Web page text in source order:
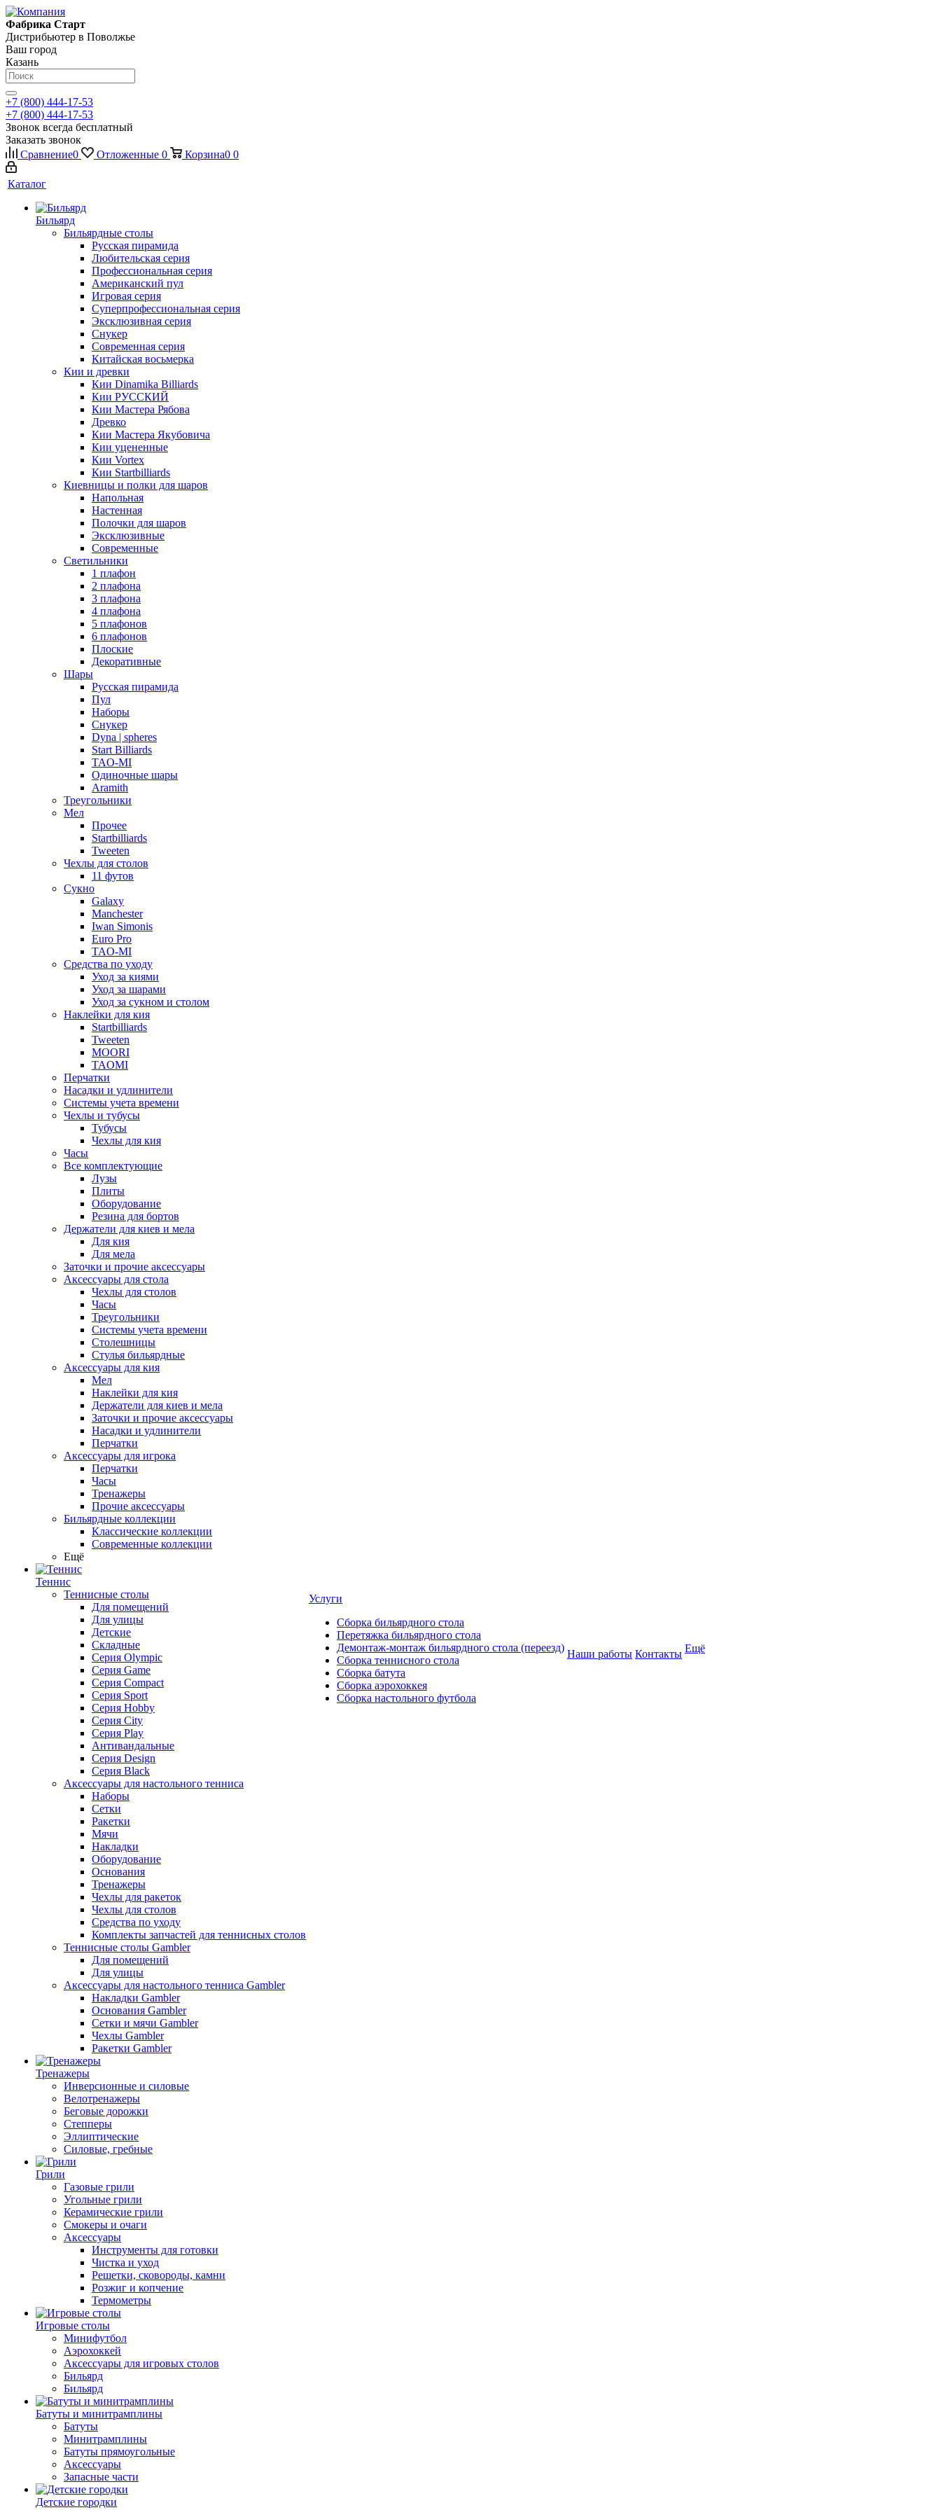
Фабрика Старт
Дистрибьютер в Поволжье
Ваш город
Казань
+7 (800) 444-17-53
+7 (800) 444-17-53
Звонок всегда бесплатный
Заказать звонок
Сравнение0 Отложенные 0 Корзина0 0
Каталог
Бильярд
Бильярдные столы
Русская пирамида
Любительская серия
Профессиональная серия
Американский пул
Игровая серия
Суперпрофессиональная серия
Эксклюзивная серия
Снукер
Современная серия
Китайская восьмерка
Кии и древки
Кии Dinamika Billiards
Кии РУССКИЙ
Кии Мастера Рябова
Древко
Кии Мастера Якубовича
Кии уцененные
Кии Vortex
Кии Startbilliards
Киевницы и полки для шаров
Напольная
Настенная
Полочки для шаров
Эксклюзивные
Современные
Светильники
1 плафон
2 плафона
3 плафона
4 плафона
5 плафонов
6 плафонов
Плоские
Декоративные
Шары
Русская пирамида
Пул
Наборы
Снукер
Dyna | spheres
Start Billiards
TAO-MI
Одиночные шары
Aramith
Треугольники
Мел
Прочее
Startbilliards
Tweeten
Чехлы для столов
11 футов
Сукно
Galaxy
Manchester
Iwan Simonis
Euro Pro
TAO-MI
Средства по уходу
Уход за киями
Уход за шарами
Уход за сукном и столом
Наклейки для кия
Startbilliards
Tweeten
MOORI
TAOMI
Перчатки
Насадки и удлинители
Системы учета времени
Чехлы и тубусы
Тубусы
Чехлы для кия
Часы
Все комплектующие
Лузы
Плиты
Оборудование
Резина для бортов
Держатели для киев и мела
Для кия
Для мела
Заточки и прочие аксессуары
Аксессуары для стола
Чехлы для столов
Часы
Треугольники
Системы учета времени
Столешницы
Стулья бильярдные
Аксессуары для кия
Мел
Наклейки для кия
Держатели для киев и мела
Заточки и прочие аксессуары
Насадки и удлинители
Перчатки
Аксессуары для игрока
Перчатки
Часы
Тренажеры
Прочие аксессуары
Бильярдные коллекции
Классические коллекции
Современные коллекции
Ещё
Теннис
Теннисные столы
Для помещений
Для улицы
Детские
Складные
Серия Olympic
Серия Game
Серия Compact
Серия Sport
Серия Hobby
Серия City
Серия Play
Антивандальные
Серия Design
Серия Black
Аксессуары для настольного тенниса
Наборы
Сетки
Ракетки
Мячи
Накладки
Оборудование
Основания
Тренажеры
Чехлы для ракеток
Чехлы для столов
Средства по уходу
Комплекты запчастей для теннисных столов
Теннисные столы Gambler
Для помещений
Для улицы
Аксессуары для настольного тенниса Gambler
Накладки Gambler
Основания Gambler
Сетки и мячи Gambler
Чехлы Gambler
Ракетки Gambler
Тренажеры
Инверсионные и силовые
Велотренажеры
Беговые дорожки
Степперы
Эллиптические
Силовые, гребные
Грили
Газовые грили
Угольные грили
Керамические грили
Смокеры и очаги
Аксессуары
Инструменты для готовки
Чистка и уход
Решетки, сковороды, камни
Розжиг и копчение
Термометры
Игровые столы
Минифутбол
Аэрохоккей
Аксессуары для игровых столов
Бильяpд
Бильяpд
Батуты и минитрамплины
Батуты
Минитрамплины
Батуты прямоугольные
Аксессуары
Запасные части
Детские городки
Услуги
Сборка бильярдного стола
Перетяжка бильярдного стола
Демонтаж-монтаж бильярдного стола (переезд)
Сборка теннисного стола
Сборка батута
Сборка аэрохоккея
Сборка настольного футбола
Наши работы Контакты Ещё